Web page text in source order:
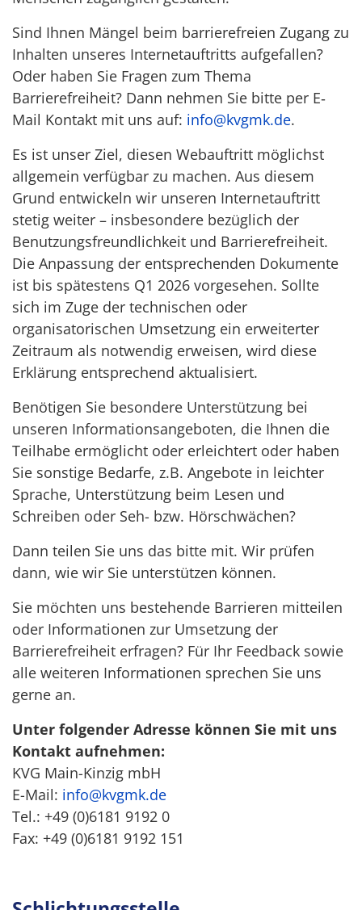
Sind Ihnen Mängel beim barrierefreien Zugang zu
Inhalten unseres Internetauftritts aufgefallen?
Oder haben Sie Fragen zum Thema
Barrierefreiheit? Dann nehmen Sie bitte per E‐
Mail Kontakt mit uns auf: info@kvgmk.de.
Es ist unser Ziel, diesen Webauftritt möglichst
allgemein verfügbar zu machen. Aus diesem
Grund entwickeln wir unseren Internetauftritt
stetig weiter – insbesondere bezüglich der
Benutzungsfreundlichkeit und Barrierefreiheit.
Die Anpassung der entsprechenden Dokumente
ist bis spätestens Q1 2026 vorgesehen. Sollte
sich im Zuge der technischen oder
organisatorischen Umsetzung ein erweiterter
Zeitraum als notwendig erweisen, wird diese
Erklärung entsprechend aktualisiert.
Benötigen Sie besondere Unterstützung bei
unseren Informationsangeboten, die Ihnen die
Teilhabe ermöglicht oder erleichtert oder haben
Sie sonstige Bedarfe, z.B. Angebote in leichter
Sprache, Unterstützung beim Lesen und
Schreiben oder Seh- bzw. Hörschwächen?
Dann teilen Sie uns das bitte mit. Wir prüfen
dann, wie wir Sie unterstützen können.
Sie möchten uns bestehende Barrieren mitteilen
oder Informationen zur Umsetzung der
Barrierefreiheit erfragen? Für Ihr Feedback sowie
alle weiteren Informationen sprechen Sie uns
gerne an.
Unter folgender Adresse können Sie mit uns
Kontakt aufnehmen:
KVG Main-Kinzig mbH
E-Mail: info@kvgmk.de
Tel.: +49 (0)6181 9192 0
Fax: +49 (0)6181 9192 151